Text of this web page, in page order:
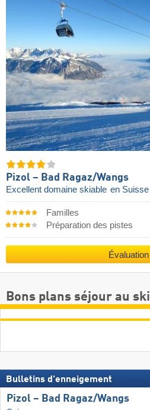
Pizol – Bad Ragaz/​Wangs
Excellent domaine skiable en Suisse
Familles
Préparation des pistes
Évaluation
Bons plans séjour au ski
Bulletins d'enneigement
Pizol – Bad Ragaz/​Wangs